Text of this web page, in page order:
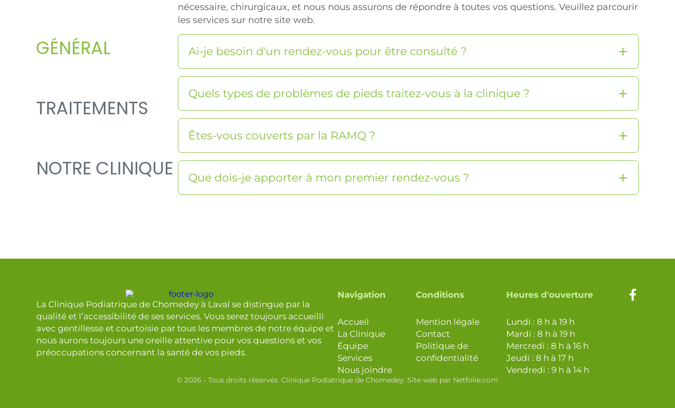
GÉNÉRAL
TRAITEMENTS
NOTRE CLINIQUE
nécessaire, chirurgicaux, et nous nous assurons de répondre à toutes vos questions. Veuillez parcourir
les services sur notre site web.
Ai-je besoin d'un rendez-vous pour être consulté ?
Quels types de problèmes de pieds traitez-vous à la clinique ?
Êtes-vous couverts par la RAMQ ?
Que dois-je apporter à mon premier rendez-vous ?
La Clinique Podiatrique de Chomedey à Laval se distingue par la
qualité et l’accessibilité de ses services. Vous serez toujours accueilli
avec gentillesse et courtoisie par tous les membres de notre équipe et
nous aurons toujours une oreille attentive pour vos questions et vos
préoccupations concernant la santé de vos pieds.
Navigation
Accueil
La Clinique
Équipe
Services
Nous joindre
Conditions
Mention légale
Contact
Politique de
confidentialité
Heures d'ouverture
Lundi : 8 h à 19 h
Mardi : 8 h à 19 h
Mercredi : 8 h à 16 h
Jeudi : 8 h à 17 h
Vendredi : 9 h à 14 h
© 2026 - Tous droits réservés. Clinique Podiatrique de Chomedey. Site web par Netfolie.com